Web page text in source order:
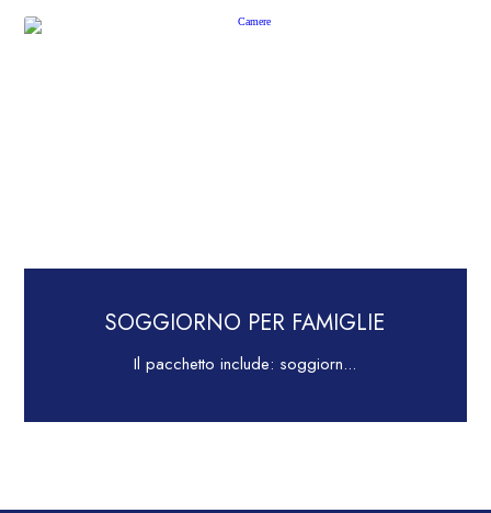
LONG STAY
Comfort per il Business, Tempo...